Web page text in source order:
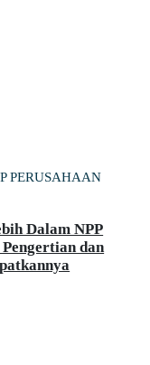
PERUSAHAAN
Dalam NPP
dan